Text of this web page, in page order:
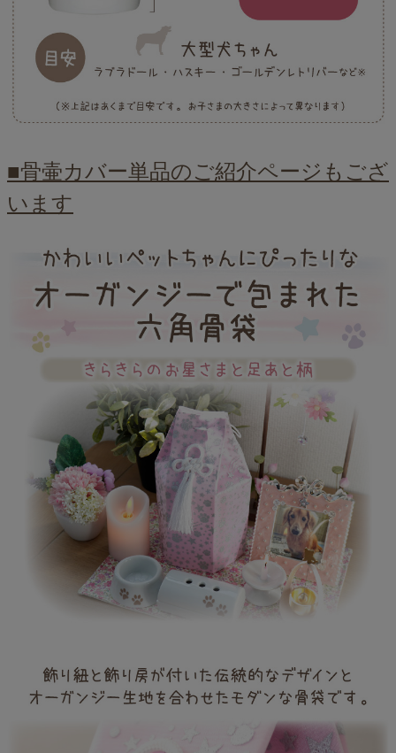
■骨壷カバー単品のご紹介ページもござ
います